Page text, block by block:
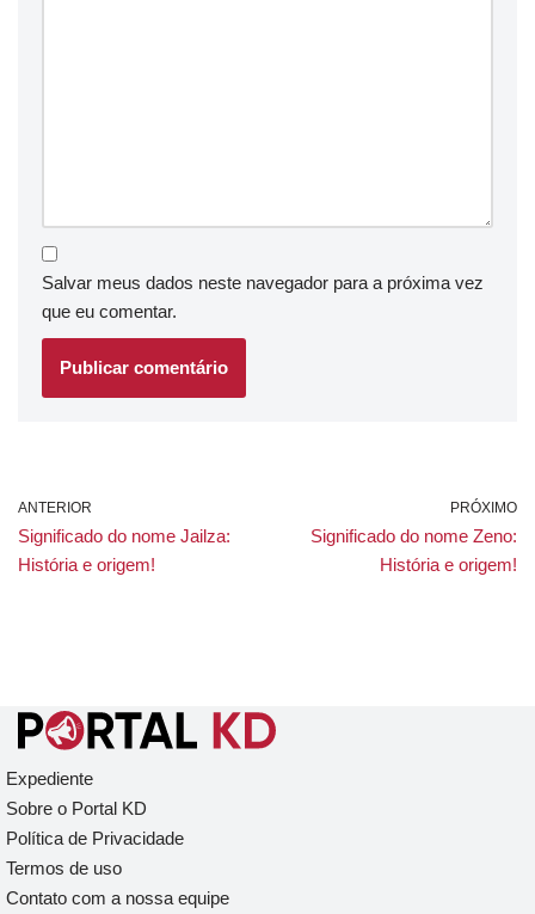
Salvar meus dados neste navegador para a próxima vez
que eu comentar.
ANTERIOR
Significado do nome Jailza:
História e origem!
PRÓXIMO
Significado do nome Zeno:
História e origem!
Expediente
Sobre o Portal KD
Política de Privacidade
Termos de uso
Contato com a nossa equipe